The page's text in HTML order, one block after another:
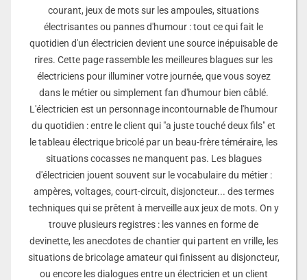
courant, jeux de mots sur les ampoules, situations
électrisantes ou pannes d'humour : tout ce qui fait le
quotidien d'un électricien devient une source inépuisable de
rires. Cette page rassemble les meilleures blagues sur les
électriciens pour illuminer votre journée, que vous soyez
dans le métier ou simplement fan d'humour bien câblé.
L'électricien est un personnage incontournable de l'humour
du quotidien : entre le client qui "a juste touché deux fils" et
le tableau électrique bricolé par un beau-frère téméraire, les
situations cocasses ne manquent pas. Les blagues
d'électricien jouent souvent sur le vocabulaire du métier :
ampères, voltages, court-circuit, disjoncteur... des termes
techniques qui se prêtent à merveille aux jeux de mots. On y
trouve plusieurs registres : les vannes en forme de
devinette, les anecdotes de chantier qui partent en vrille, les
situations de bricolage amateur qui finissent au disjoncteur,
ou encore les dialogues entre un électricien et un client